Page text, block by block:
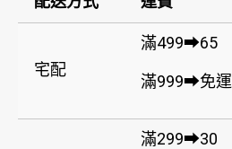
宅配
滿499➡65
滿999➡免運
滿299➡30